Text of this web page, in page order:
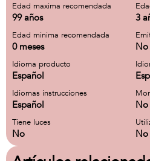
Edad maxima recomendada
99 años 3
Edad minima recomendada
0 meses No
Idioma producto
Español
Idiomas instrucciones
Español No
Tiene luces
No No